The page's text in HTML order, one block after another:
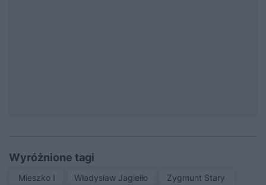
Wyróżnione tagi
Mieszko I Władysław Jagiełło
Zygmunt Stary